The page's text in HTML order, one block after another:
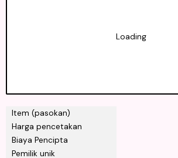
Item (pasokan)
Harga pencetakan
Biaya Pencipta
Pemilik unik
Loading